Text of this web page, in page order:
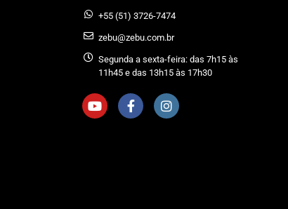
+55 (51) 3726-7474
zebu@zebu.com.br
Segunda a sexta-feira: das 7h15 às
11h45 e das 13h15 às 17h30